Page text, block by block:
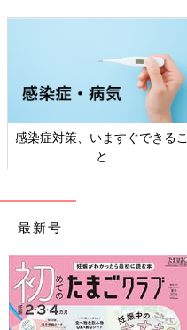
感染症対策、いますぐできるこ
と
最新号